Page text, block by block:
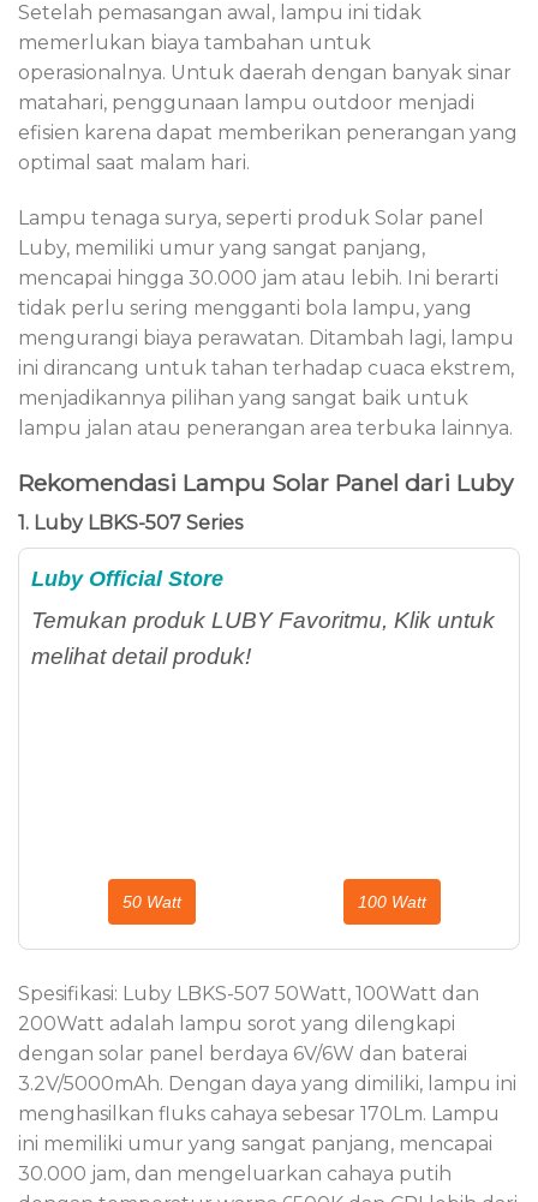
Setelah pemasangan awal, lampu ini tidak
memerlukan biaya tambahan untuk
operasionalnya. Untuk daerah dengan banyak sinar
matahari, penggunaan lampu outdoor menjadi
efisien karena dapat memberikan penerangan yang
optimal saat malam hari.
Lampu tenaga surya, seperti produk Solar panel
Luby, memiliki umur yang sangat panjang,
mencapai hingga 30.000 jam atau lebih. Ini berarti
tidak perlu sering mengganti bola lampu, yang
mengurangi biaya perawatan. Ditambah lagi, lampu
ini dirancang untuk tahan terhadap cuaca ekstrem,
menjadikannya pilihan yang sangat baik untuk
lampu jalan atau penerangan area terbuka lainnya.
Rekomendasi Lampu Solar Panel dari Luby
1. Luby LBKS-507 Series
Luby Official Store
Temukan produk LUBY Favoritmu, Klik untuk
melihat detail produk!
50 Watt 100 Watt
Spesifikasi: Luby LBKS-507 50Watt, 100Watt dan
200Watt adalah lampu sorot yang dilengkapi
dengan solar panel berdaya 6V/6W dan baterai
3.2V/5000mAh. Dengan daya yang dimiliki, lampu ini
menghasilkan fluks cahaya sebesar 170Lm. Lampu
ini memiliki umur yang sangat panjang, mencapai
30.000 jam, dan mengeluarkan cahaya putih